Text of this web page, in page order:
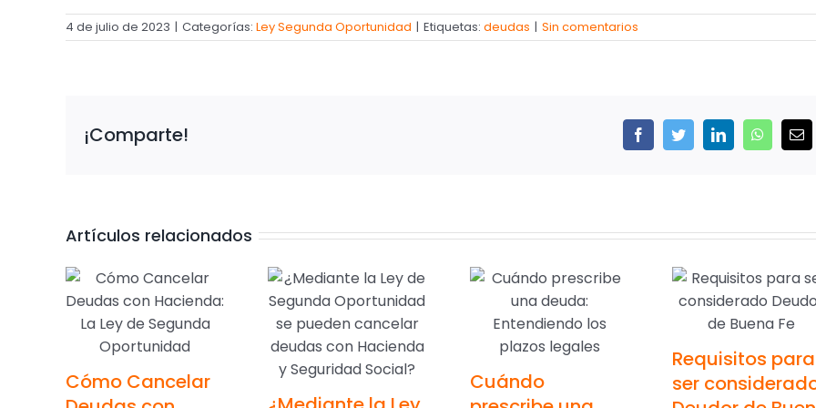
4 de julio de 2023 | Categorías: Ley Segunda Oportunidad | Etiquetas: deudas | Sin comentarios
¡Comparte! FacebookTwitterLinkedInWhatsApp
Artículos relacionados
Cómo Cancelar
Cuándo
Requisitos para
ser